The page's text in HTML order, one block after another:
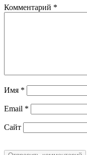
Комментарий *
Имя *
Email *
Сайт